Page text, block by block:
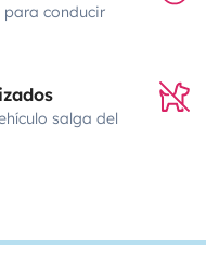
para conducir
salga del